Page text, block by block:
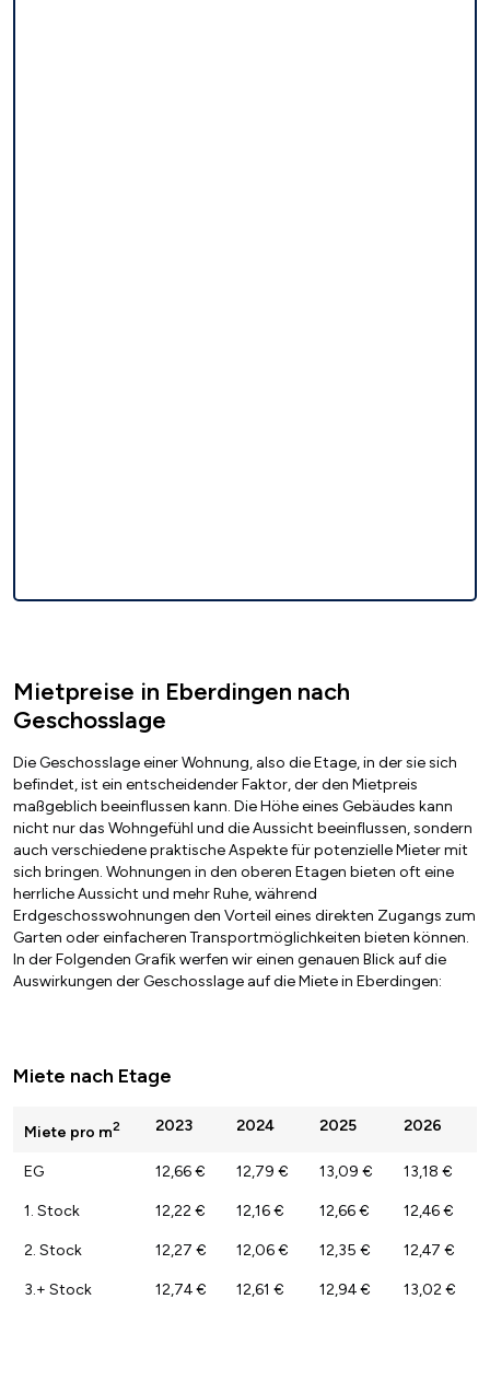
Mietpreise in Eberdingen nach
Geschosslage
Die Geschosslage einer Wohnung, also die Etage, in der sie sich
befindet, ist ein entscheidender Faktor, der den Mietpreis
maßgeblich beeinflussen kann. Die Höhe eines Gebäudes kann
nicht nur das Wohngefühl und die Aussicht beeinflussen, sondern
auch verschiedene praktische Aspekte für potenzielle Mieter mit
sich bringen. Wohnungen in den oberen Etagen bieten oft eine
herrliche Aussicht und mehr Ruhe, während
Erdgeschosswohnungen den Vorteil eines direkten Zugangs zum
Garten oder einfacheren Transportmöglichkeiten bieten können.
In der Folgenden Grafik werfen wir einen genauen Blick auf die
Auswirkungen der Geschosslage auf die Miete in Eberdingen:
Miete nach Etage
Miete pro m2 2023 2024 2025 2026
EG 12,66 € 12,79 € 13,09 € 13,18 €
1. Stock 12,22 € 12,16 € 12,66 € 12,46 €
2. Stock 12,27 € 12,06 € 12,35 € 12,47 €
3.+ Stock 12,74 € 12,61 € 12,94 € 13,02 €